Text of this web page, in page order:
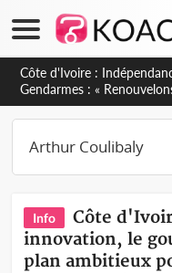
Côte d'Ivoire :
Gendarmes : «
notre mission avec
dévouement »
Info
Côte
innovation, le
plan ambitieux